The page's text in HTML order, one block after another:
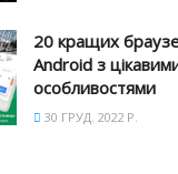
20 кращих
Android з
особливостями
30 ГРУД. 2022 Р.